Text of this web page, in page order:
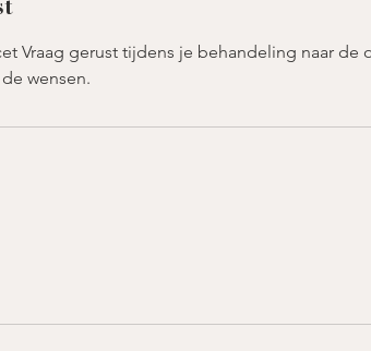
Vraag gerust tijdens je behandeling naar de
wensen.